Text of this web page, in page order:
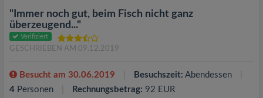
"Immer noch gut, beim Fisch nicht ganz
überzeugend..."
Verifiziert
GESCHRIEBEN AM 09.12.2019
Besucht am 30.06.2019 Besuchszeit: Abendessen
4 Personen Rechnungsbetrag: 92 EUR